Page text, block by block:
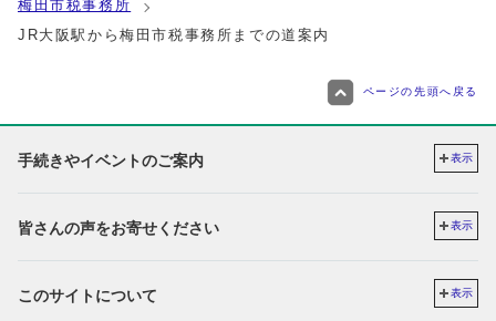
梅田市税事務所
JR大阪駅から梅田市税事務所までの道案内
ページの先頭へ戻る
手続きやイベントのご案内 表示
皆さんの声をお寄せください 表示
このサイトについて 表示